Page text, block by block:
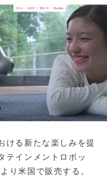
ける新たな楽しみを提
テインメントロボッ
り米国で販売する。